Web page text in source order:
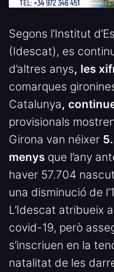
Segons l’Institut
(Idescat), es
d’altres anys, les
comarques
Catalunya,
provisionals
Girona van néixer
menys que l’any
haver 57.704
una disminució de
L’Idescat atribueix
covid-19, però
s’inscriuen en la
natalitat de les